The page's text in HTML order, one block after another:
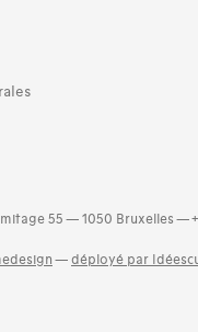
55 — 1050 Bruxelles —
— déployé par